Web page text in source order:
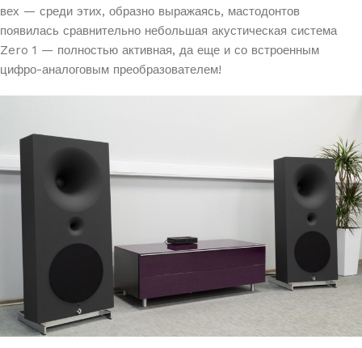
вех — среди этих, образно выражаясь, мастодонтов
появилась сравнительно небольшая акустическая система
Zero 1 — полностью активная, да еще и со встроенным
цифро-аналоговым преобразователем!